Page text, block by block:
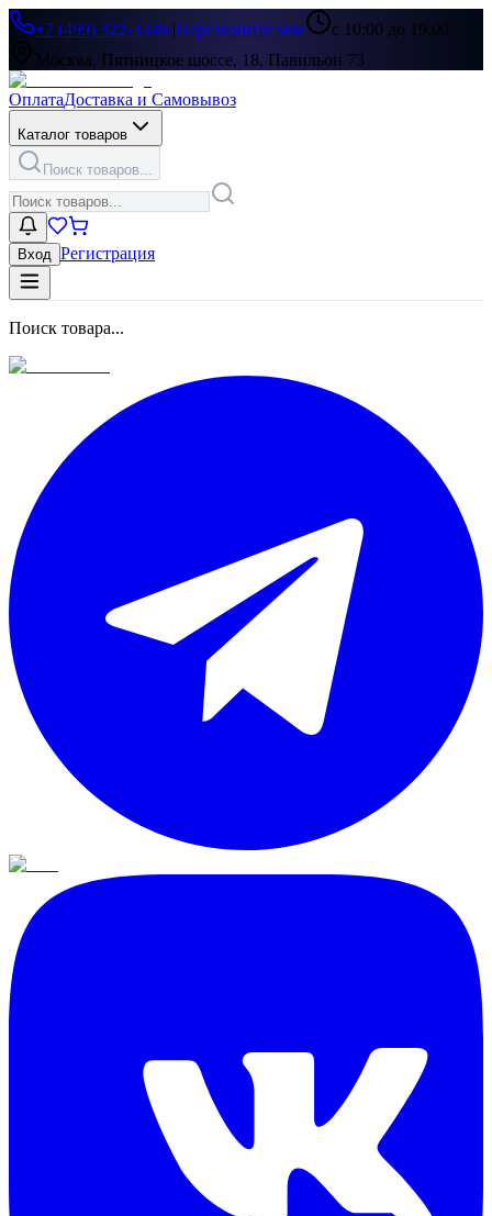
+7 (499) 322-33-86|Перезвоните мне
с 10:00 до 19:00
Москва, Пятницкое шоссе, 18, Павильон 73
ОплатаДоставка и Самовывоз
Каталог товаров
Поиск товаров...
Вход Регистрация
Поиск товара...